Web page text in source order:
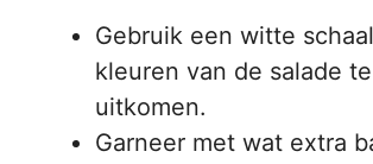
Gebruik een witte
kleuren van de salade
uitkomen.
Garneer met wat extra